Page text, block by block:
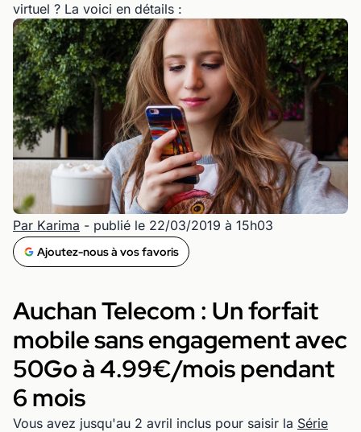
virtuel ? La voici en détails :
Par Karima - publié le 22/03/2019 à 15h03
Ajoutez-nous à vos favoris
Auchan Telecom : Un forfait
mobile sans engagement avec
50Go à 4.99€/mois pendant
6 mois
Vous avez jusqu'au 2 avril inclus pour saisir la Série